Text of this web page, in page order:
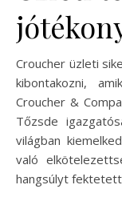
Croucher üzleti
kibontakozni,
Croucher &
Tőzsde
világban
való
hangsúlyt